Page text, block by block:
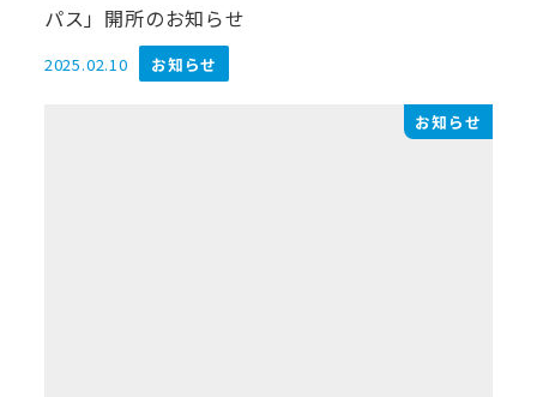
パス」開所のお知らせ
投稿日
2025.02.10 お知らせ
お知らせ